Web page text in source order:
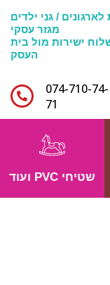
לארגונים / גני ילדים
מגזר עסקי
ישירות מול בית
העסק
074-710-74-
71​
שטיחי PVC ועוד